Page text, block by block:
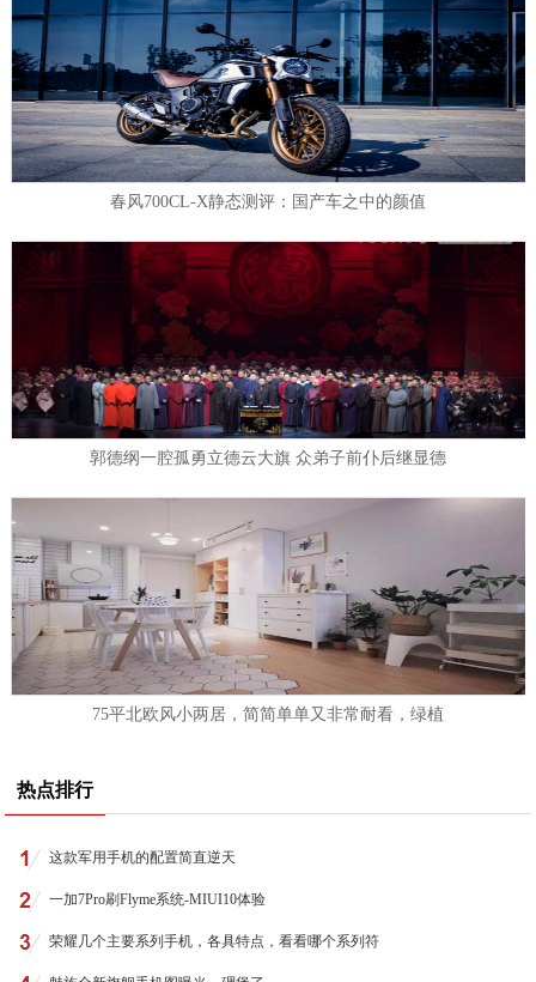
春风700CL-X静态测评：国产车之中的颜值
郭德纲一腔孤勇立德云大旗 众弟子前仆后继显德
75平北欧风小两居，简简单单又非常耐看，绿植
热点排行
这款军用手机的配置简直逆天
一加7Pro刷Flyme系统-MIUI10体验
荣耀几个主要系列手机，各具特点，看看哪个系列符